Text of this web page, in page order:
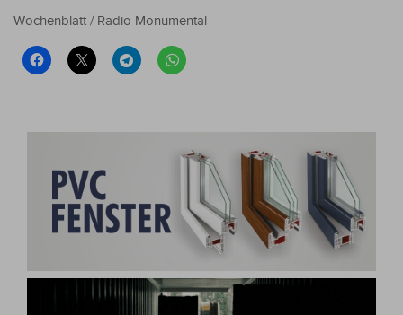
Wochenblatt / Radio Monumental